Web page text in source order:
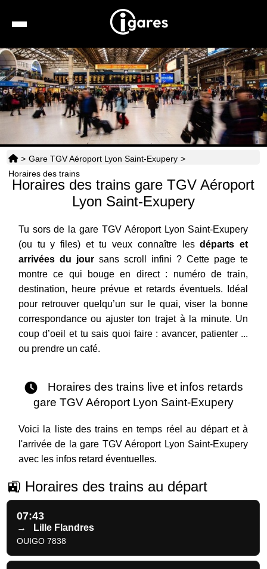
Recherche
Location de voiture
Hôtels
Transports
Horaires
> Gare TGV Aéroport Lyon Saint-Exupery >
Horaires des trains
Horaires des trains gare TGV Aéroport
Lyon Saint-Exupery
Tu sors de la gare TGV Aéroport Lyon Saint-Exupery
(ou tu y files) et tu veux connaître lesdéparts et
arrivées du joursans scroll infini ? Cette page te
montre ce qui bouge en direct : numéro de train,
destination, heure prévue et retards éventuels. Idéal
pour retrouver quelqu’un sur le quai, viser la bonne
correspondance ou ajuster ton trajet à la minute. Un
coup d’oeil et tu sais quoi faire : avancer, patienter ...
ou prendre un café.
Horaires des trains live et infos retards
gare TGV Aéroport Lyon Saint-Exupery
Voici la liste des trains en temps réel au départ et à
l'arrivée de la gare TGV Aéroport Lyon Saint-Exupery
avec les infos retard éventuelles.
🚉 Horaires des trains au départ
07:43
→ Lille Flandres
OUIGO 7838